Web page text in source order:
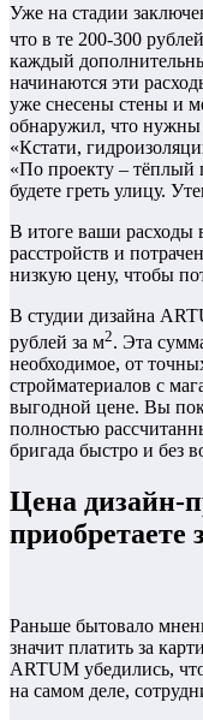
Уже на стадии
что в те 200-300
каждый
начинаются эти
уже снесены стены и
обнаружил, что нужны
«Кстати,
«По проекту – тёплый
будете греть улицу.
В итоге ваши расходы
расстройств и
низкую цену, чтобы
В студии дизайна
рублей за м2. Эта
необходимое, от
стройматериалов с
выгодной цене. Вы
полностью
бригада быстро и без
Цена дизайн-
приобретаете
Раньше бытовало
значит платить за
ARTUM убедились,
на самом деле,